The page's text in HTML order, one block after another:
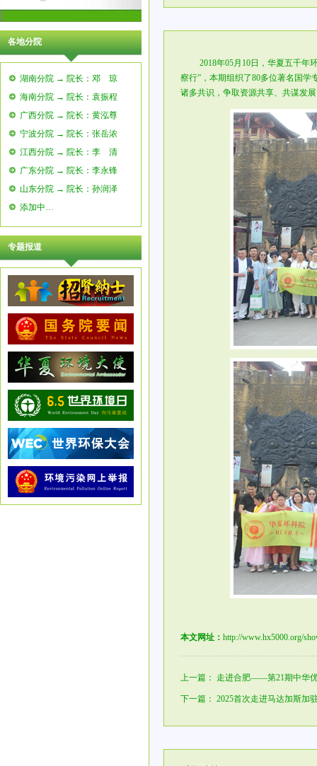
各地分院
湖南分院 → 院长：邓 琼
海南分院 → 院长：袁振程
广西分院 → 院长：黄泓尊
宁波分院 → 院长：张岳浓
江西分院 → 院长：李 清
广东分院 → 院长：李永锋
山东分院 → 院长：孙润泽
添加中…
专题报道
2018年05月10日，华夏五千年环
察行”，本期组织了80多位著名国
诸多共识，争取资源共享、共谋发
本文网址： http://www.hx5000.org/
上一篇： 走进合肥——第21期中华
下一篇： 2025首次走进马达加斯加